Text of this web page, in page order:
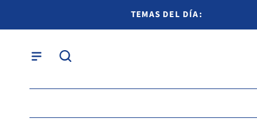
TEMAS DEL DÍA: